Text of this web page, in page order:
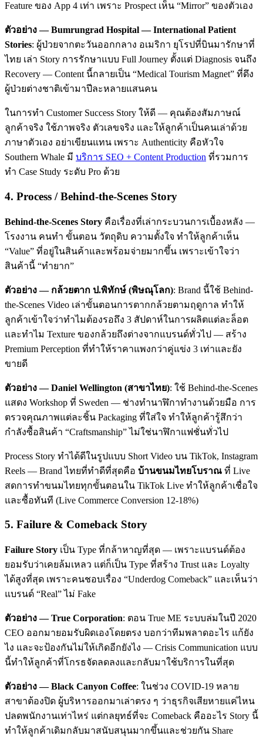
Feature ของ App 4 เท่า เพราะ Prospect เห็น “Mirror” ของตัวเอง
ตัวอย่าง — Bumrungrad Hospital — International Patient
Stories: ผู้ป่วยจากตะวันออกกลาง อเมริกา ยุโรปที่บินมารักษาที่
ไทย เล่า Story การรักษาแบบ Full Journey ตั้งแต่ Diagnosis จนถึง
Recovery — Content นี้กลายเป็น “Medical Tourism Magnet” ที่ดึง
ผู้ป่วยต่างชาติเข้ามาปีละหลายแสนคน
ในการทำ Customer Success Story ให้ดี — คุณต้องสัมภาษณ์
ลูกค้าจริง ใช้ภาพจริง ตัวเลขจริง และให้ลูกค้าเป็นคนเล่าด้วย
ภาษาตัวเอง อย่าเขียนแทน เพราะ Authenticity คือหัวใจ
Southern Whale มี บริการ SEO + Content Production ที่รวมการ
ทำ Case Study ระดับ Pro ด้วย
4. Process / Behind-the-Scenes Story
Behind-the-Scenes Story คือเรื่องที่เล่ากระบวนการเบื้องหลัง —
โรงงาน คนทำ ขั้นตอน วัตถุดิบ ความตั้งใจ ทำให้ลูกค้าเห็น
“Value” ที่อยู่ในสินค้าและพร้อมจ่ายมากขึ้น เพราะเข้าใจว่า
สินค้านี้ “ทำยาก”
ตัวอย่าง — กล้วยตาก ป.พิทักษ์ (พิษณุโลก): Brand นี้ใช้ Behind-
the-Scenes Video เล่าขั้นตอนการตากกล้วยตามฤดูกาล ทำให้
ลูกค้าเข้าใจว่าทำไมต้องรอถึง 3 สัปดาห์ในการผลิตแต่ละล็อต
และทำไม Texture ของกล้วยถึงต่างจากแบรนด์ทั่วไป — สร้าง
Premium Perception ที่ทำให้ราคาแพงกว่าคู่แข่ง 3 เท่าและยัง
ขายดี
ตัวอย่าง — Daniel Wellington (สาขาไทย): ใช้ Behind-the-Scenes
แสดง Workshop ที่ Sweden — ช่างทำนาฬิกาทำงานด้วยมือ การ
ตรวจคุณภาพแต่ละชิ้น Packaging ที่ใส่ใจ ทำให้ลูกค้ารู้สึกว่า
กำลังซื้อสินค้า “Craftsmanship” ไม่ใช่นาฬิกาแฟชั่นทั่วไป
Process Story ทำได้ดีในรูปแบบ Short Video บน TikTok, Instagram
Reels — Brand ไทยที่ทำดีที่สุดคือ บ้านขนมไทยโบราณ ที่ Live
สดการทำขนมไทยทุกขั้นตอนใน TikTok Live ทำให้ลูกค้าเชื่อใจ
และซื้อทันที (Live Commerce Conversion 12-18%)
5. Failure & Comeback Story
Failure Story เป็น Type ที่กล้าหาญที่สุด — เพราะแบรนด์ต้อง
ยอมรับว่าเคยล้มเหลว แต่ก็เป็น Type ที่สร้าง Trust และ Loyalty
ได้สูงที่สุด เพราะคนชอบเรื่อง “Underdog Comeback” และเห็นว่า
แบรนด์ “Real” ไม่ Fake
ตัวอย่าง — True Corporation: ตอน True ME ระบบล่มในปี 2020
CEO ออกมายอมรับผิดเองโดยตรง บอกว่าทีมพลาดอะไร แก้ยัง
ไง และจะป้องกันไม่ให้เกิดอีกยังไง — Crisis Communication แบบ
นี้ทำให้ลูกค้าที่โกรธจัดลดลงและกลับมาใช้บริการในที่สุด
ตัวอย่าง — Black Canyon Coffee: ในช่วง COVID-19 หลาย
สาขาต้องปิด ผู้บริหารออกมาเล่าตรง ๆ ว่าธุรกิจเสียหายแค่ไหน
ปลดพนักงานเท่าไหร่ แต่กลยุทธ์ที่จะ Comeback คืออะไร Story นี้
ทำให้ลูกค้าเดิมกลับมาสนับสนุนมากขึ้นและช่วยกัน Share